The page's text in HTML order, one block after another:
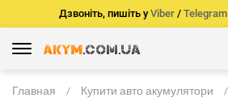
Дзвоніть, пишіть у Viber / Telegram
Главная Купити авто акумулятори